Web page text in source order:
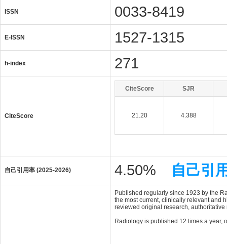
ISSN 0033-8419
E-ISSN 1527-1315
h-index 271
CiteScore
CiteScore SJR
21.20 4.388
自己引用率 (2025-2026) 4.50% 自己引
Published regularly since 1923 by the
the most current, clinically relevant and
reviewed original research,
Radiology is published 12 times a year,